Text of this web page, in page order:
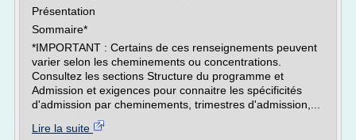
Présentation
Sommaire*
*IMPORTANT : Certains de ces renseignements peuvent
varier selon les cheminements ou concentrations.
Consultez les sections Structure du programme et
Admission et exigences pour connaitre les spécificités
d'admission par cheminements, trimestres d'admission,...
Lire la suite